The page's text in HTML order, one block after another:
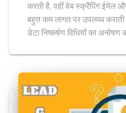
करती है, वहीं वेब स्क्रैपिंग ईमेल
बहुत कम लागत पर उपलब्ध
डेटा निष्कर्षण विधियों का अन्वेषण